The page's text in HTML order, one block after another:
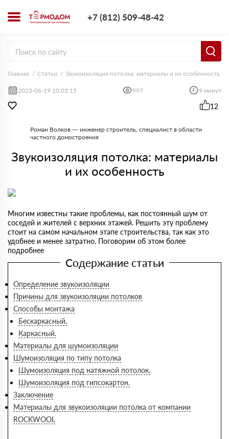
+7 (812) 509-48-42
Главная Статьи Звукоизоляция потолка: материалы и их особенность
2023-06-19 10:03:15 997 9 минут
12
Роман Волков — инженер строитель, специалист в области
частного домостроения
Звукоизоляция потолка: материалы
и их особенность
Многим известны такие проблемы, как постоянный шум от
соседей и жителей с верхних этажей. Решить эту проблему
стоит на самом начальном этапе строительства, так как это
удобнее и менее затратно. Поговорим об этом более
подробнее
Содержание статьи
Определение звукоизоляции
Причины для звукоизоляции потолков
Способы монтажа
Бескаркасный.
Каркасный.
Материалы для шумоизоляции
Шумоизоляция по типу потолка
Шумоизоляция под натяжной потолок.
Шумоизоляция под гипсокартон.
Заключение
Материалы для звукоизоляции потолка от компании
ROCKWOOL